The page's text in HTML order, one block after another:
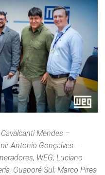
Mendes –
Antonio Gonçalves –
WEG; Luciano
Guaporé Sul; Marco Pires